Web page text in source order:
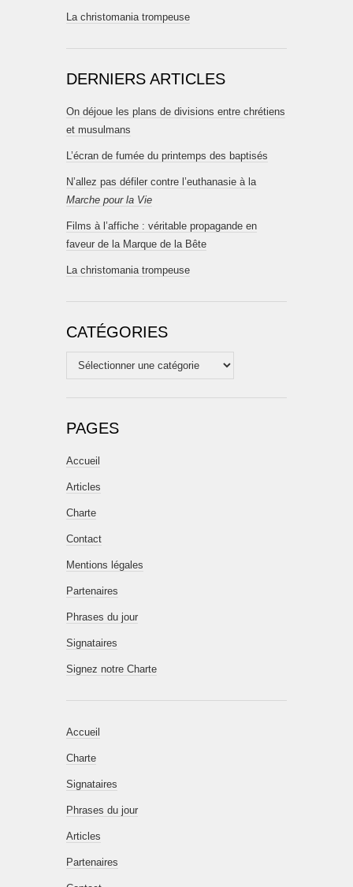
La christomania trompeuse
DERNIERS ARTICLES
On déjoue les plans de divisions entre chrétiens
et musulmans
L’écran de fumée du printemps des baptisés
N’allez pas défiler contre l’euthanasie à la
Marche pour la Vie
Films à l’affiche : véritable propagande en
faveur de la Marque de la Bête
La christomania trompeuse
CATÉGORIES
Catégories
PAGES
Accueil
Articles
Charte
Contact
Mentions légales
Partenaires
Phrases du jour
Signataires
Signez notre Charte
Accueil
Charte
Signataires
Phrases du jour
Articles
Partenaires